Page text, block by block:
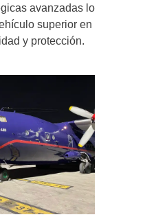
avanzadas lo
superior en
y protección.